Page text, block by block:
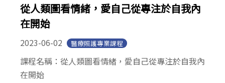
從人類圖看情緒，愛自己從專注於自我內
在開始
2023-06-02 醫療照護專業課程
課程名稱：從人類圖看情緒，愛自己從專注於自我內
在開始